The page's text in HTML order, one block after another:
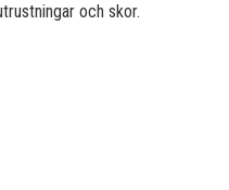
och skor.